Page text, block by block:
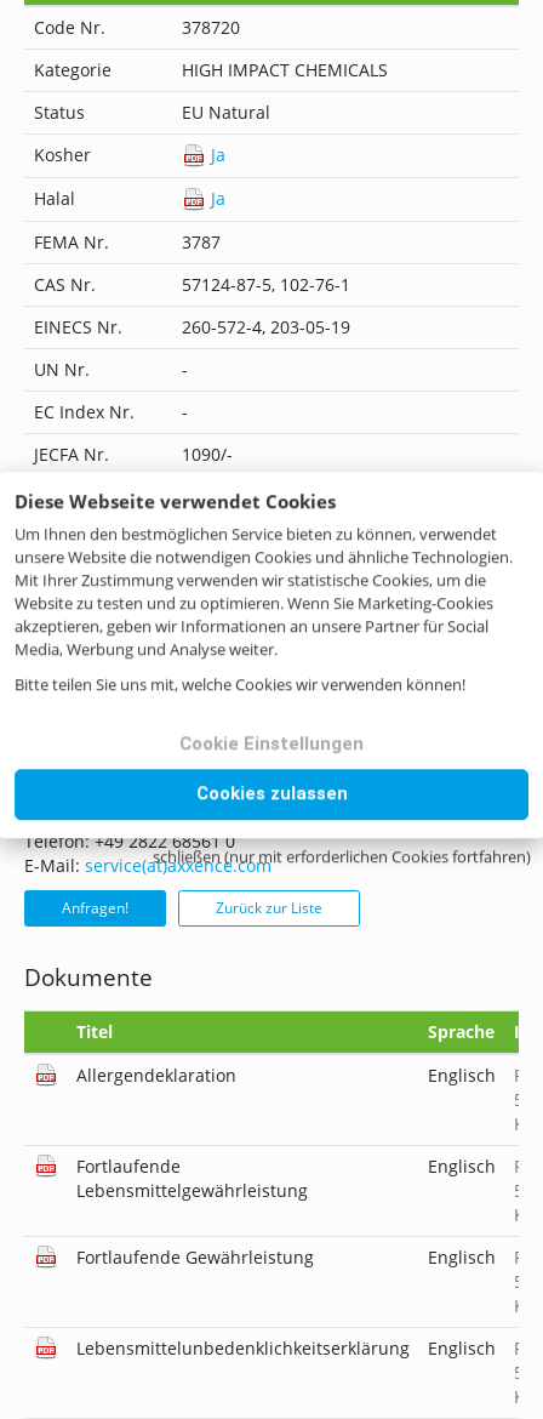
Diese Webseite verwendet Cookies
Um Ihnen den bestmöglichen Service bieten zu können, verwendet
unsere Website die notwendigen Cookies und ähnliche Technologien.
Mit Ihrer Zustimmung verwenden wir statistische Cookies, um die
Website zu testen und zu optimieren. Wenn Sie Marketing-Cookies
akzeptieren, geben wir Informationen an unsere Partner für Social
Media, Werbung und Analyse weiter.
Bitte teilen Sie uns mit, welche Cookies wir verwenden können!
Cookie Einstellungen
Cookies zulassen
schließen (nur mit erforderlichen Cookies fortfahren)
Code Nr.
378720
Kategorie
HIGH IMPACT CHEMICALS
Status
EU Natural
Kosher
Ja
Halal
Ja
FEMA Nr.
3787
CAS Nr.
57124-87-5, 102-76-1
EINECS Nr.
260-572-4, 203-05-19
UN Nr.
-
EC Index Nr.
-
JECFA Nr.
1090/-
Flavis Nr.
13.160/-
IUPAC Name
-
CoE Nr.
-
ILN Nr.
4046262378729
kontaktieren, sei es per Mail, Telefon oder Formular.
Telefon: +49 2822 68561 0
E-Mail: service(at)axxence.com
Anfragen! Zurück zur Liste
Dokumente
Titel Sprache
Allergendeklaration
Englisch
PDF
KB
Fortlaufende
Lebensmittelgewährleistung
Englisch
PDF
KB
Fortlaufende Gewährleistung
Englisch
PDF
KB
Lebensmittelunbedenklichkeitserklärung
Englisch
PDF
KB